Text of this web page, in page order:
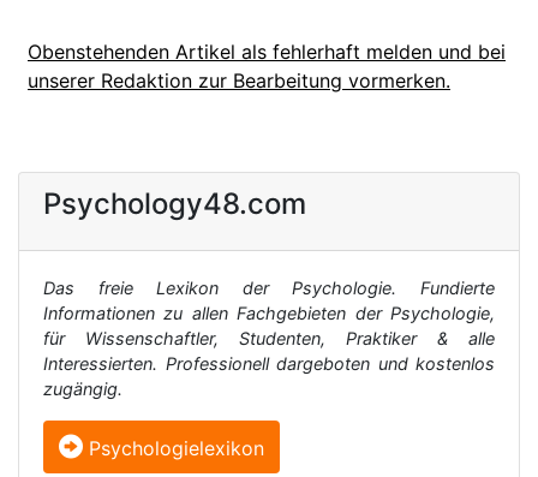
Obenstehenden Artikel als fehlerhaft melden und bei
unserer Redaktion zur Bearbeitung vormerken.
Psychology48.com
Das freie Lexikon der Psychologie. Fundierte
Informationen zu allen Fachgebieten der Psychologie,
für Wissenschaftler, Studenten, Praktiker & alle
Interessierten. Professionell dargeboten und kostenlos
zugängig.
Psychologielexikon